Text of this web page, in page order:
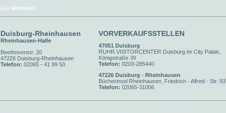
Zur Webseite
Duisburg-Rheinhausen
Rheinhausen-Halle
Beethovenstr. 20
47226 Duisburg-Rheinhausen
Telefon: 02065 - 41 99 50
VORVERKAUFSSTELLEN
47051 Duisburg
RUHR.VISITORCENTER Duisburg im City Palais,
Königstraße 39
Telefon: 0203-285440
47226 Duisburg - Rheinhausen
Bücherinsel Rheinhausen, Friedrich - Alfred - Str. 93
Telefon: 02065-31006